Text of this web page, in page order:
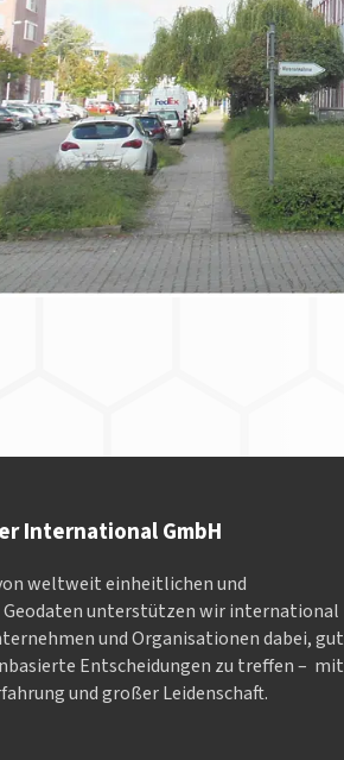
International GmbH
weltweit einheitlichen und
Geodaten un­ter­stüt­zen wir in­ter­na­tional
und Or­ga­nisa­tionen dabei, gut
Entscheidungen zu treffen – mit
und großer Leidenschaft.